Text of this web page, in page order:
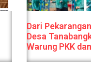
Dari
Desa
Warung PKK